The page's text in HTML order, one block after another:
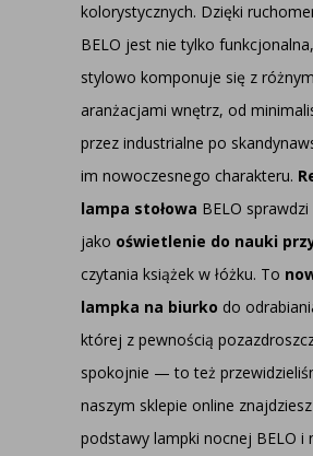
kolorystycznych. Dzięki
BELO jest nie tylko
stylowo komponuje się z
aranżacjami wnętrz, od
przez industrialne po
im nowoczesnego charakteru.
lampa stołowa BELO sprawdzi
jako oświetlenie do nauki
czytania książek w łóżku. To
lampka na biurko do
której z pewnością
spokojnie — to też
naszym sklepie online
podstawy lampki nocnej BELO i